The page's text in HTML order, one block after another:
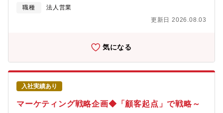
社の先輩社員が活躍している実績も多数あります。【配属事業
部】イントラロジスティクス（Intralogistics）一般製造業・流通
開。自動倉庫をはじめとする各種保管システムや仕分け・ピッキ
ングシステム、搬送システムなどを組み合わせて、お客さまの自
動化・省人化ニーズに対応する最適な物流ソリューションを提供
しています。これらの実績は、多様化する消費者ニーズに応える
流通系企業の物流インフラとして、物流品質・物流サービスレベ
ルの向上にも貢献しています。
リーガルソリューション本部は【COO直下事業】として、営業戦
をスピーディに推進できる環境です。今回は、単なる現場マネー
点を持ったマネージャー候補を募集しています。【ミッション】
「マネーフォワードクラウド契約」はこれまで中小企業を中心に
顧客数を拡大し、現在は顧客セグメントの拡大という重要な転換
期を迎えています。COOおよび事業責任者のパートナーとして、
営業組織を事業成長の中核に進化させることがミッションです。
売上目標の達成だけでなく、・どの市場を狙うか・どの営業モデ
ルが最もレバレッジが効くか・どんな人材・評価・KPIが必要かと
いった事業レベルの問いに向き合っていただきます。【業務内
職種
法人営業
更新日 2026.08.03
気になる
入社実績あり
マーケティング戦略企画◆「顧客起点」で戦略～